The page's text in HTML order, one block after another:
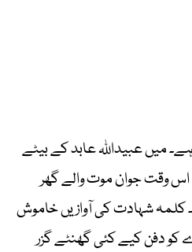
میں عبیداللہ عابد کے بیٹے
وقت جوان موت والے گھر
کلمہ شہادت کی آوازیں خاموش
دفن کیے کئی گھنٹے گزر